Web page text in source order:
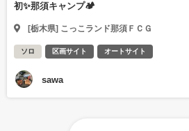
初✨那須キャンプ🏕️
[栃木県] こっこランド那須ＦＣＧ
ソロ 区画サイト オートサイト
sawa